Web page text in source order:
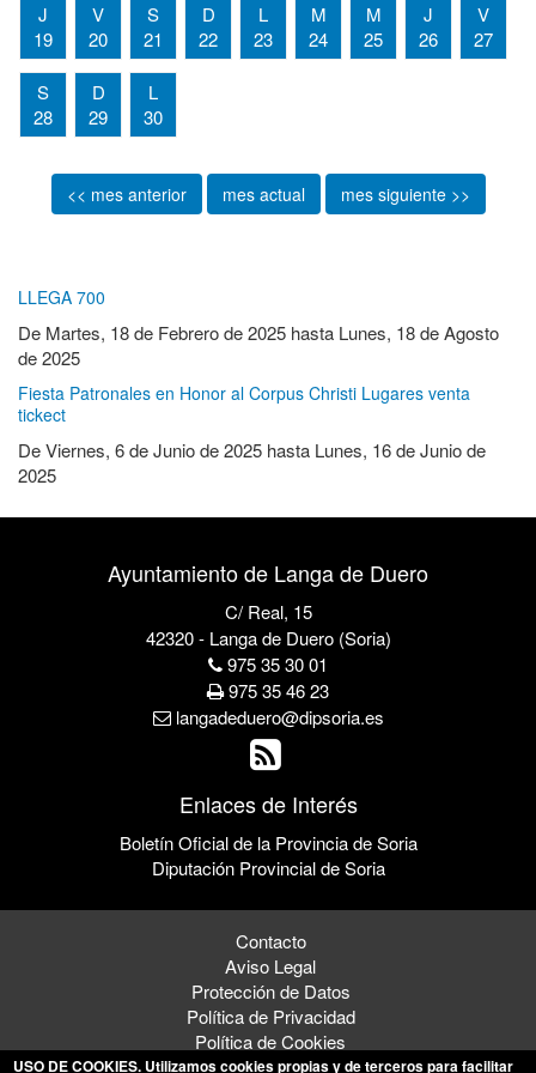
J
19
V
20
S
21
D
22
L
23
M
24
M
25
J
26
V
27
S
28
D
29
L
30
<< mes anterior mes actual mes siguiente >>
LLEGA 700
De Martes, 18 de Febrero de 2025 hasta Lunes, 18 de Agosto
de 2025
Fiesta Patronales en Honor al Corpus Christi Lugares venta
tickect
DeViernes, 6 de Junio de 2025 hasta Lunes, 16 de Junio de
2025
Ayuntamiento de Langa de Duero
C/ Real, 15
42320 - Langa de Duero (Soria)
975 35 30 01
975 35 46 23
langadeduero@dipsoria.es
Enlaces de Interés
Boletín Oficial de la Provincia de Soria
Diputación Provincial de Soria
Contacto
Aviso Legal
Protección de Datos
Política de Privacidad
Política de Cookies
USO DE COOKIES. Utilizamos cookies propias y de terceros para facilitar